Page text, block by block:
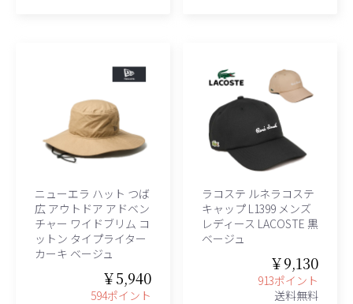
ニューエラ ハット つば
広 アウトドア アドベン
チャー ワイドブリム コ
ットン タイプライター
カーキ ベージュ
￥5,940
594ポイント
ラコステ ルネラコステ
キャップ L1399 メンズ
レディース LACOSTE 黒
ベージュ
￥9,130
913ポイント
送料無料